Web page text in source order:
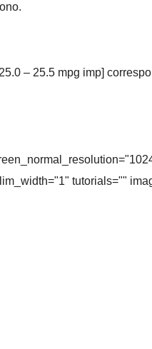
– 25.5 mpg imp]
tutorials=""